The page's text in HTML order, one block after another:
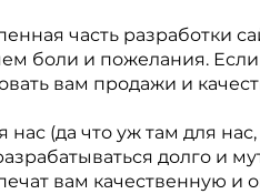
часть разработки
боли и пожелания.
вам продажи и
(да что уж там для
долго и
вам качественную и